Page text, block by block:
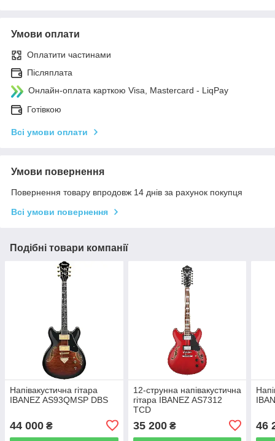
Умови оплати
Оплатити частинами
Післяплата
Онлайн-оплата карткою Visa, Mastercard - LiqPay
Готівкою
Всі умови оплати
Умови повернення
Повернення товару впродовж 14 днів за рахунок покупця
Всі умови повернення
Подібні товари компанії
Напівакустична гітара
IBANEZ AS93QMSP DBS
44 000 ₴
12-струнна напівакустична
гітара IBANEZ AS7312
TCD
35 200₴ 46